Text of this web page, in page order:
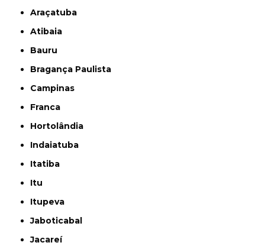
Araçatuba
Atibaia
Bauru
Bragança Paulista
Campinas
Franca
Hortolândia
Indaiatuba
Itatiba
Itu
Itupeva
Jaboticabal
Jacareí